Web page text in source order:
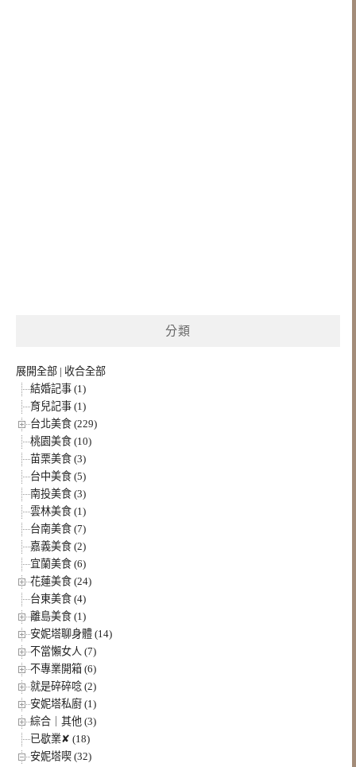
分類
展開全部 | 收合全部
結婚記事 (1)
育兒記事 (1)
台北美食 (229)
桃園美食 (10)
苗栗美食 (3)
台中美食 (5)
南投美食 (3)
雲林美食 (1)
台南美食 (7)
嘉義美食 (2)
宜蘭美食 (6)
花蓮美食 (24)
台東美食 (4)
離島美食 (1)
安妮塔聊身體 (14)
不當懶女人 (7)
不專業開箱 (6)
就是碎碎唸 (2)
安妮塔私廚 (1)
綜合｜其他 (3)
已歇業✘ (18)
安妮塔喫 (32)